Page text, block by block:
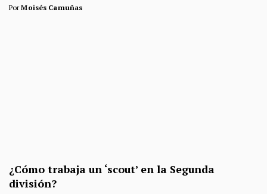
PorMoisés Camuñas
¿Cómo trabaja un ‘scout’ en la Segunda
división?